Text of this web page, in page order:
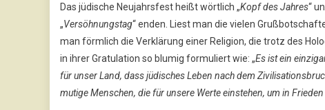
Das jüdische Neujahrsfest heißt wörtlich „Kopf des Jahres“
„Versöhnungstag“ enden. Liest man die vielen
man förmlich die Verklärung einer Religion, die trotz des
in ihrer Gratulation so blumig formuliert wie: „Es ist ein
für unser Land, dass jüdisches Leben nach dem
mutige Menschen, die für unsere Werte einstehen, um in